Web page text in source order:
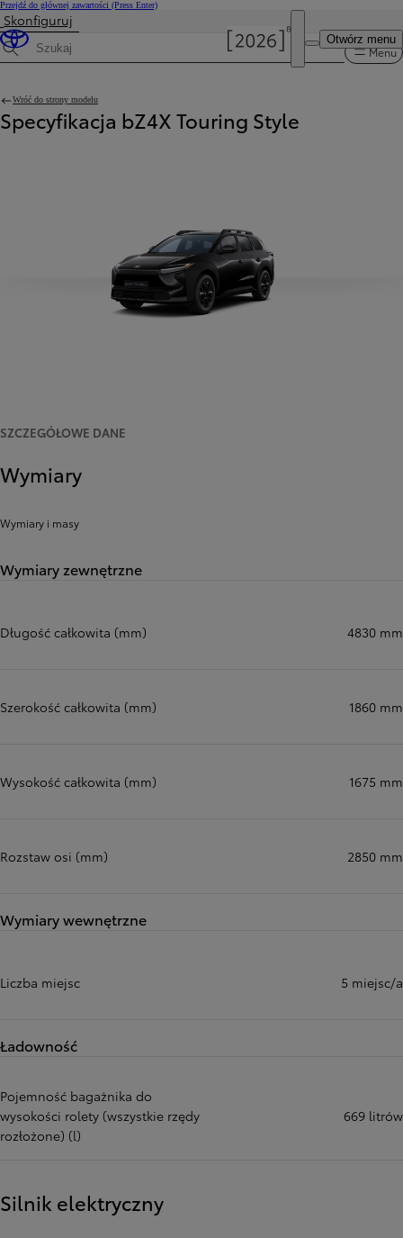
Przejdź do głównej zawartości (Press Enter)
Otwórz menu
Skonfiguruj
Wyszukaj dane techniczne Menu
Wróć do strony modelu
Specyfikacja bZ4X Touring Style
SZCZEGÓŁOWE DANE
Wymiary
Wymiary i masy
Wymiary zewnętrzne
Długość całkowita (mm) 4830 mm
Szerokość całkowita (mm) 1860 mm
Wysokość całkowita (mm) 1675 mm
Rozstaw osi (mm) 2850 mm
Wymiary wewnętrzne
Liczba miejsc 5 miejsc/a
Ładowność
Pojemność bagażnika do
wysokości rolety (wszystkie rzędy
rozłożone) (l)
669 litrów
Silnik elektryczny